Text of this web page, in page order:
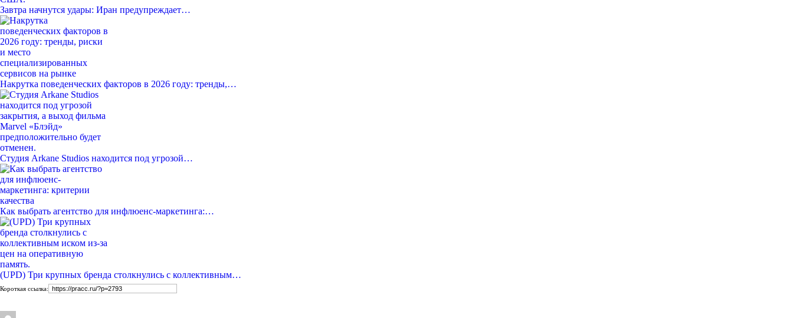
Завтра начнутся удары: Иран предупреждает…
Накрутка поведенческих факторов в 2026 году: тренды,…
Студия Arkane Studios находится под угрозой…
Как выбрать агентство для инфлюенс-маркетинга:…
(UPD) Три крупных бренда столкнулись с коллективным…
Короткая ссылка: